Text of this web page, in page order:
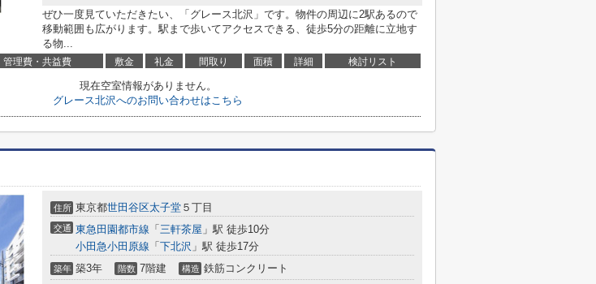
ぜひ一度見ていただきたい、「グレース北沢」です。物件の周辺に2駅あるので
移動範囲も広がります。駅まで歩いてアクセスできる、徒歩5分の距離に立地す
る物...
管理費・共益費 敷金 礼金 間取り 面積 詳細 検討リスト
現在空室情報がありません。
グレース北沢へのお問い合わせはこちら
住所 東京都世田谷区太子堂 ５丁目
交通 東急田園都市線 「 三軒茶屋 」駅 徒歩10分
小田急小田原線 「 下北沢 」駅 徒歩17分
築年 築3年 階数 7階建 構造 鉄筋コンクリート